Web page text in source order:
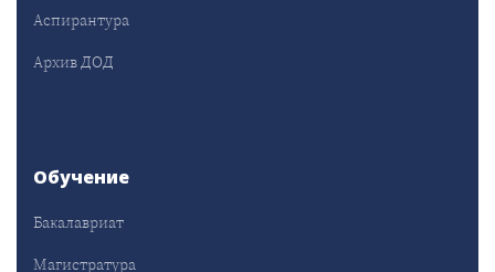
Аспирантура
Архив ДОД
Обучение
Бакалавриат
Магистратура